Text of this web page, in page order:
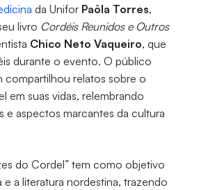
da Unifor Paôla Torres,
livro Cordéis Reunidos e Outros
Chico Neto Vaqueiro, que
durante o evento. O público
compartilhou relatos sobre o
em suas vidas, relembrando
e aspectos marcantes da cultura
do Cordel” tem como objetivo
e a literatura nordestina, trazendo